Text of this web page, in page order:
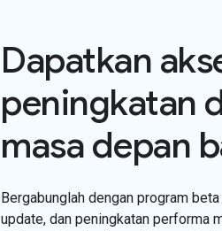
Dapatkan
peningkatan
masa depan
Bergabunglah dengan program
update, dan peningkatan performa